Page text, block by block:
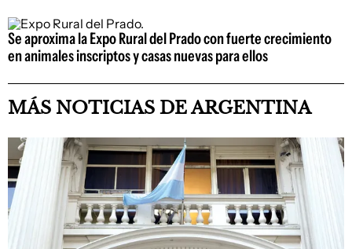
Se aproxima la Expo Rural del Prado con fuerte crecimiento
en animales inscriptos y casas nuevas para ellos
MÁS NOTICIAS DE ARGENTINA